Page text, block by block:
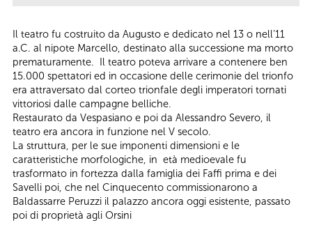
Il teatro fu costruito da Augusto e dedicato nel 13 o nell’11
a.C. al nipote Marcello, destinato alla successione ma morto
prematuramente. Il teatro poteva arrivare a contenere ben
15.000 spettatori ed in occasione delle cerimonie del trionfo
era attraversato dal corteo trionfale degli imperatori tornati
vittoriosi dalle campagne belliche.
Restaurato da Vespasiano e poi da Alessandro Severo, il
teatro era ancora in funzione nel V secolo.
La struttura, per le sue imponenti dimensioni e le
caratteristiche morfologiche, in età medioevale fu
trasformato in fortezza dalla famiglia dei Faffi prima e dei
Savelli poi, che nel Cinquecento commissionarono a
Baldassarre Peruzzi il palazzo ancora oggi esistente, passato
poi di proprietà agli Orsini